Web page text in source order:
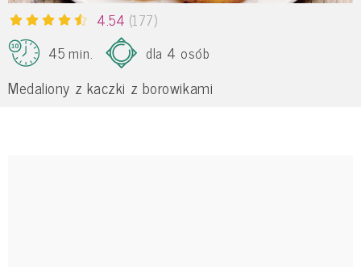
4.54 (177)
45 min.
dla 4 osób
Medaliony z kaczki z borowikami